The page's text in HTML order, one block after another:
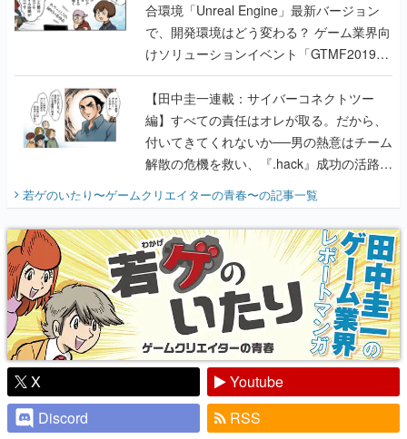
合環境「Unreal Engine」最新バージョン
で、開発環境はどう変わる？ ゲーム業界向
けソリューションイベント「GTMF2019」
に行って、より理解を深めよう【PR】
【田中圭一連載：サイバーコネクトツー
編】すべての責任はオレが取る。だから、
付いてきてくれないか──男の熱意はチーム
解散の危機を救い、『.hack』成功の活路を
開く。業界の快男児・松山 洋に流れる血は
『少年ジャンプ』色だった【若ゲのいた
り】
若ゲのいたり〜ゲームクリエイターの青春〜の記事一覧
X
Youtube
Discord
RSS